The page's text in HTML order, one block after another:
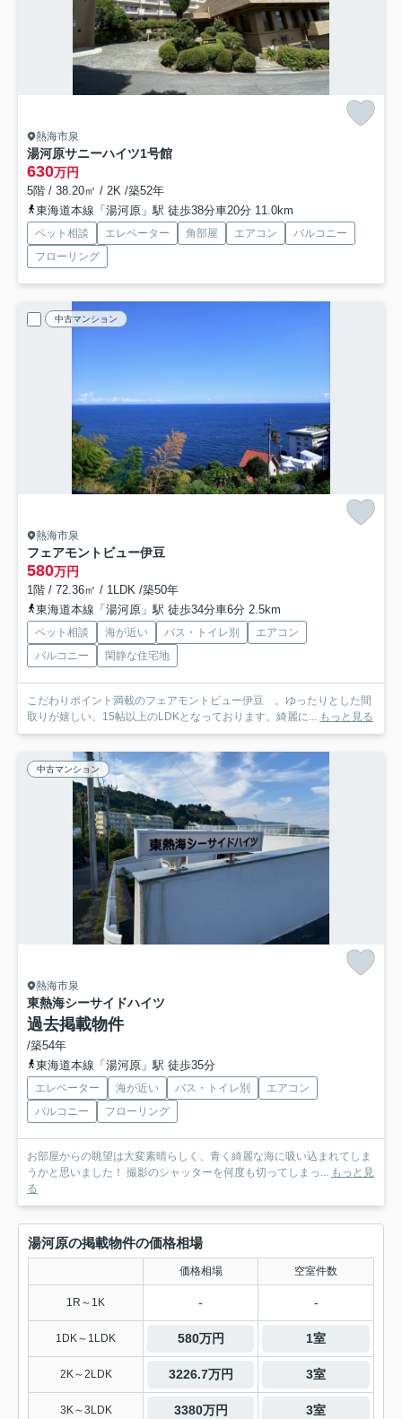
熱海市泉
湯河原サニーハイツ1号館
630万円
5階 / 38.20㎡ / 2K /築52年
東海道本線「湯河原」駅 徒歩38分車20分 11.0km
ペット相談 エレベーター 角部屋 エアコン
バルコニー
フローリング
中古マンション
熱海市泉
フェアモントビュー伊豆
580万円
1階 / 72.36㎡ / 1LDK /築50年
東海道本線「湯河原」駅 徒歩34分車6分 2.5km
ペット相談 海が近い バス・トイレ別
エアコン
バルコニー
閑静な住宅地
こだわりポイント満載のフェアモントビュー伊豆 。ゆったりとした間
取りが嬉しい、15帖以上のLDKとなっております。綺麗に... もっと見る
中古マンション
熱海市泉
東熱海シーサイドハイツ
過去掲載物件
/築54年
東海道本線「湯河原」駅 徒歩35分
エレベーター 海が近い バス・トイレ別
エアコン
バルコニー
フローリング
お部屋からの眺望は大変素晴らしく、青く綺麗な海に吸い込まれてしま
うかと思いました！ 撮影のシャッターを何度も切ってしまっ... もっと見
る
湯河原の掲載物件の価格相場
価格相場 空室件数
1R～1K - -
1DK～1LDK 580万円 1室
2K～2LDK 3226.7万円 3室
3K～3LDK 3380万円 3室